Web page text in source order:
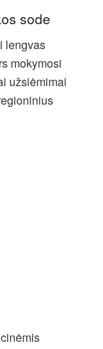
sode
lengvas
mokymosi
užsiėmimai